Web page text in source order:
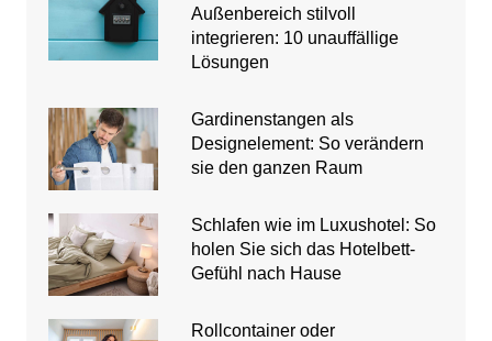
Außenbereich stilvoll
integrieren: 10 unauffällige
Lösungen
Gardinenstangen als
Designelement: So verändern
sie den ganzen Raum
Schlafen wie im Luxushotel: So
holen Sie sich das Hotelbett-
Gefühl nach Hause
Rollcontainer oder